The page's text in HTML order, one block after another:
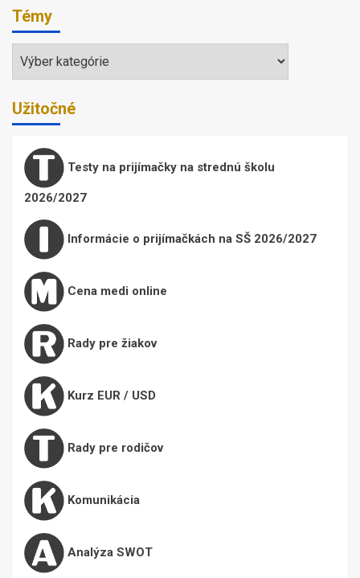
Témy
Témy
Užitočné
Testy na prijímačky na strednú školu
2026/2027
Informácie o prijímačkách na SŠ 2026/2027
Cena medi online
Rady pre žiakov
Kurz EUR / USD
Rady pre rodičov
Komunikácia
Analýza SWOT